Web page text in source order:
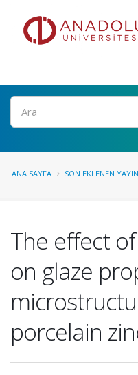
Ara
ANA SAYFA SON EKLENEN
The effect
on glaze
porcelain